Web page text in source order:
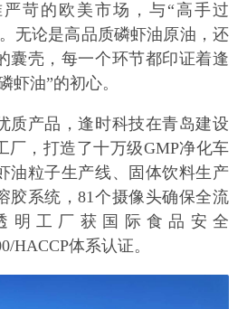
苛的欧美市场，与“高手过
无论是高品质磷虾油原油，还
囊壳，每一个环节都印证着逢
虾油”的初心。
质产品，逢时科技在青岛建设
厂，打造了十万级GMP净化车
油粒子生产线、固体饮料生产
胶系统，81个摄像头确保全流
明工厂获国际食品安全
HACCP体系认证。